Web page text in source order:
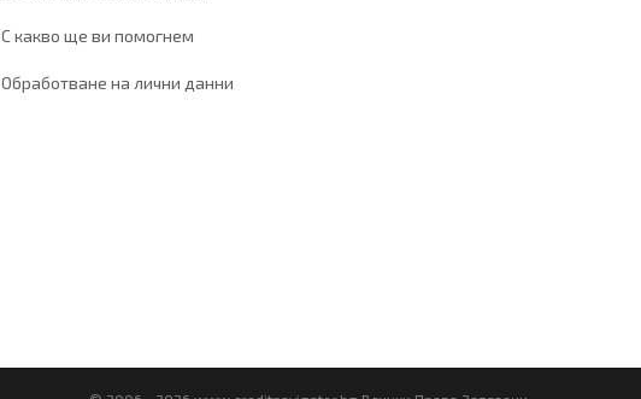
С какво ще ви помогнем
Обработване на лични данни